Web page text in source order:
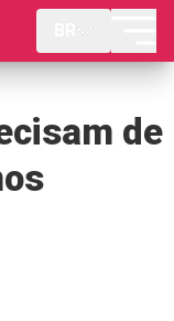
de